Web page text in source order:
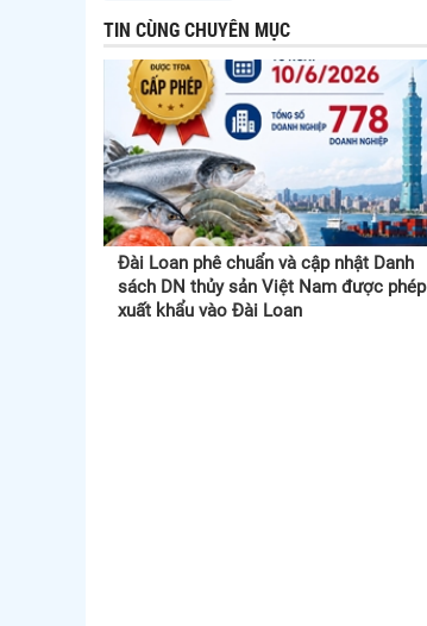
TIN CÙNG CHUYÊN MỤC
Đài Loan phê chuẩn và cập nhật Danh
sách DN thủy sản Việt Nam được phép
xuất khẩu vào Đài Loan